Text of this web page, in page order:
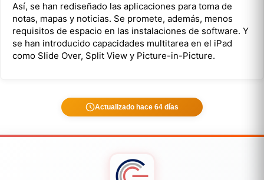
Así, se han rediseñado las aplicaciones para toma de
notas, mapas y noticias. Se promete, además, menos
requisitos de espacio en las instalaciones de software. Y
se han introducido capacidades multitarea en el iPad
como Slide Over, Split View y Picture-in-Picture.
Actualizado hace 64 días